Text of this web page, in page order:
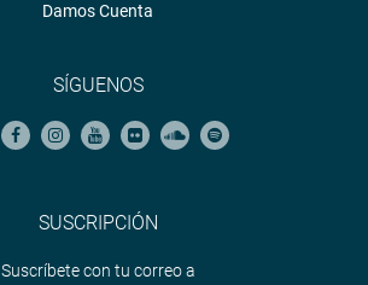
Damos Cuenta
SÍGUENOS
SUSCRIPCIÓN
Suscríbete con tu correo a